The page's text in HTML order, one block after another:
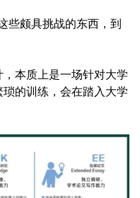
些颇具挑战的东西，到
本质上是一场针对大学
的训练，会在踏入大学